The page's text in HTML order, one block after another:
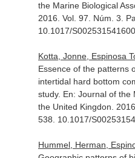
the Marine Biological
2016. Vol. 97. Núm. 3.
10.1017/
Kotta, Jonne, Espinosa
Essence of the patterns
intertidal hard bottom
study. En: Journal of the
the United Kingdon .
538. 10.1017/
Hummel, Herman,